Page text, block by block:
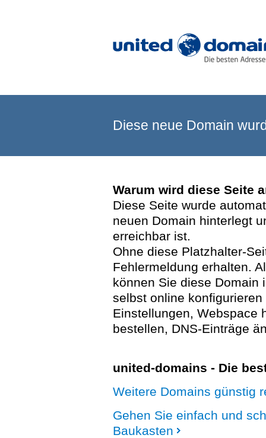
Diese neue Domain
Warum wird diese Seite
Diese Seite wurde
neuen Domain hinterlegt
erreichbar ist.
Ohne diese Platzhalter-
Fehlermeldung erhalten.
können Sie diese Domain
selbst online
Einstellungen, Webspace
bestellen, DNS-Einträge
united-domains - Die
Weitere Domains günstig
Gehen Sie einfach und
Baukasten